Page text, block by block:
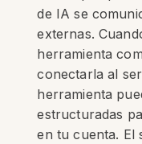
de IA se
externas.
herramienta
conectarla al
herramienta
estructuradas
en tu cuenta. El